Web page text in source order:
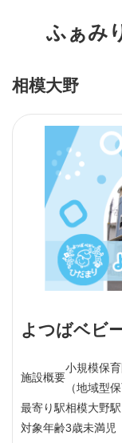
ふぁみ
相模大野
よつばベビ
施設概要
小規模保
（地域型
最寄り駅相模大野駅
対象年齢3歳未満児